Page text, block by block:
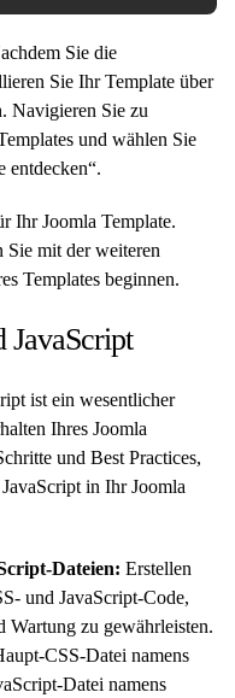
Sie die
Sie Ihr Template über
Navigieren Sie zu
und wählen Sie
entdecken“.
Ihr Joomla Template.
Sie mit der weiteren
Templates beginnen.
JavaScript
ist ein wesentlicher
Ihres Joomla
und Best Practices,
in Ihr Joomla
Dateien: Erstellen
und JavaScript-Code,
Wartung zu gewährleisten.
CSS-Datei namens
Datei namens